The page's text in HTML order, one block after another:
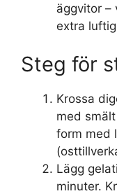
äggvitor –
extra
Steg för
Krossa
med
form med
Lägg
minuter.